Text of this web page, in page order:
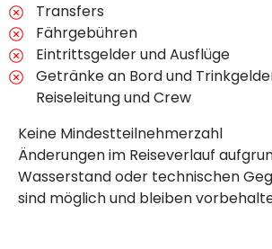
Transfers
Fährgebühren
Eintrittsgelder und Ausflüge
Getränke an Bord und
Reiseleitung und Crew
Keine Mindestteilnehmerzahl
Änderungen im Reiseverlauf
Wasserstand oder technischen
sind möglich und bleiben